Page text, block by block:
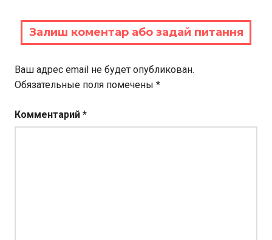
Залиш коментар або задай питання
Ваш адрес email не будет опубликован.
Обязательные поля помечены *
Комментарий *